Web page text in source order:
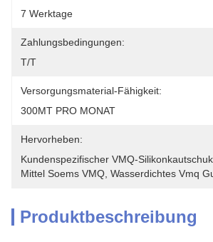
7 Werktage
Zahlungsbedingungen:
T/T
Versorgungsmaterial-Fähigkeit:
300MT PRO MONAT
Hervorheben:
Kundenspezifischer VMQ-Silikonkautschuk
Mittel Soems VMQ Wasserdichtes Vmq
Produktbeschreibung